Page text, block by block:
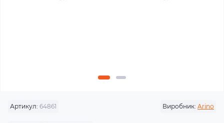
Артикул: 64861 Виробник: Arino